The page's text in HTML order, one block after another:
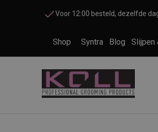
Voor 12:00 besteld, dezelfde
Shop Syntra Blog Slijpen